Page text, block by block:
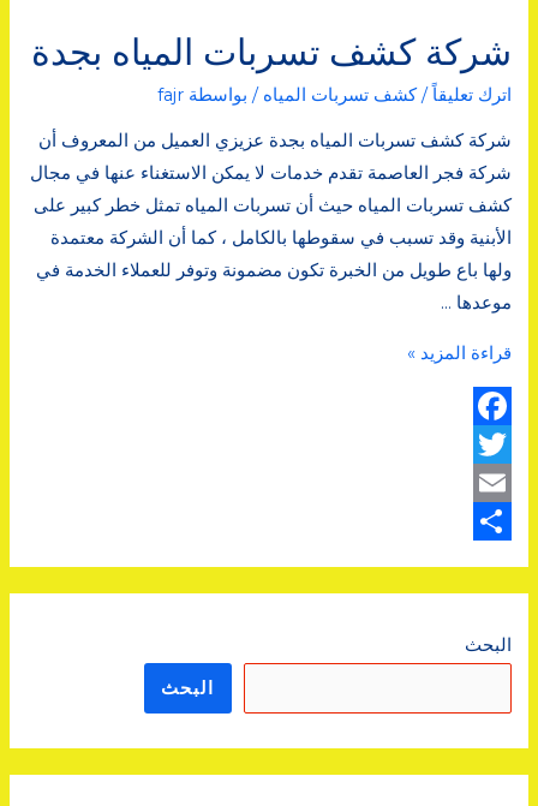
شركة كشف تسربات المياه بجدة
اترك تعليقاً /كشف تسربات المياه / بواسطة fajr
شركة كشف تسربات المياه بجدة عزيزي العميل من المعروف أن
شركة فجر العاصمة تقدم خدمات لا يمكن الاستغناء عنها في مجال
كشف تسربات المياه حيث أن تسربات المياه تمثل خطر كبير على
الأبنية وقد تسبب في سقوطها بالكامل ، كما أن الشركة معتمدة
ولها باع طويل من الخبرة تكون مضمونة وتوفر للعملاء الخدمة في
موعدها …
شركة
كشف
تسربات
المياه
بجدة
قراءة المزيد »
F
a
c
b
o
k
T
w
t
t
r
E
a
i
ش
رالبحث
البحث